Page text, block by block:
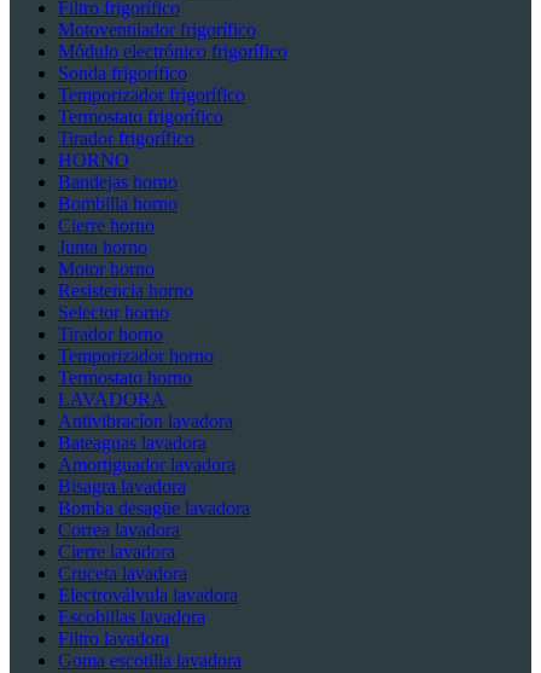
Filtro frigorífico
Motoventilador frigorífico
Módulo electrónico frigorífico
Sonda frigorífico
Temporizador frigorífico
Termostato frigorífico
Tirador frigorífico
HORNO
Bandejas horno
Bombilla horno
Cierre horno
Junta horno
Motor horno
Resistencia horno
Selector horno
Tirador horno
Temporizador horno
Termostato horno
LAVADORA
Antivibracíon lavadora
Bateaguas lavadora
Amortiguador lavadora
Bisagra lavadora
Bomba desagüe lavadora
Correa lavadora
Cierre lavadora
Cruceta lavadora
Electroválvula lavadora
Escobillas lavadora
Filtro lavadora
Goma escotilla lavadora